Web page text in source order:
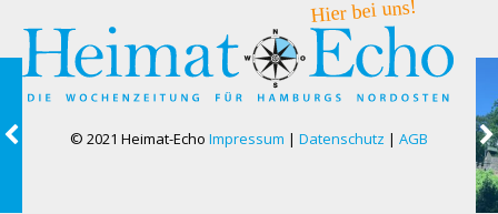
© 2021 Heimat-Echo Impressum | Datenschutz | AGB